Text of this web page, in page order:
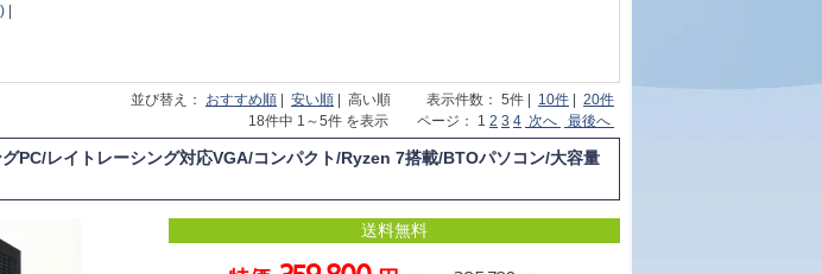
|
並び替え： おすすめ順 | 安い順 | 高い順 表示件数： 5件 | 10件 | 20件
18件中 1～5件 を表示 ページ： 1 2 3 4 次へ 最後へ
PC/レイトレーシング対応VGA/コンパクト/Ryzen 7搭載/BTOパソコン/大容量
送料無料